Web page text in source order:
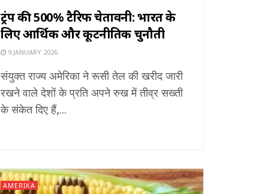
ट्रंप की 500% टैरिफ चेतावनी: भारत के
लिए आर्थिक और कूटनीतिक चुनौती
9 JANUARY 2026
संयुक्त राज्य अमेरिका ने रूसी तेल की खरीद जारी
रखने वाले देशों के प्रति अपने रुख में तीव्र सख्ती
के संकेत दिए हैं,...
AMERIKA